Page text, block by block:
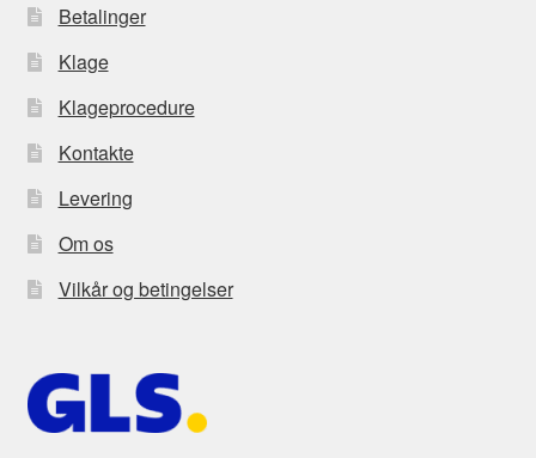
Betalinger
Klage
Klageprocedure
Kontakte
Levering
Om os
Vilkår og betingelser